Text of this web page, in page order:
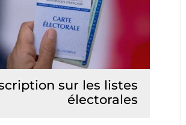
sur les listes
électorales